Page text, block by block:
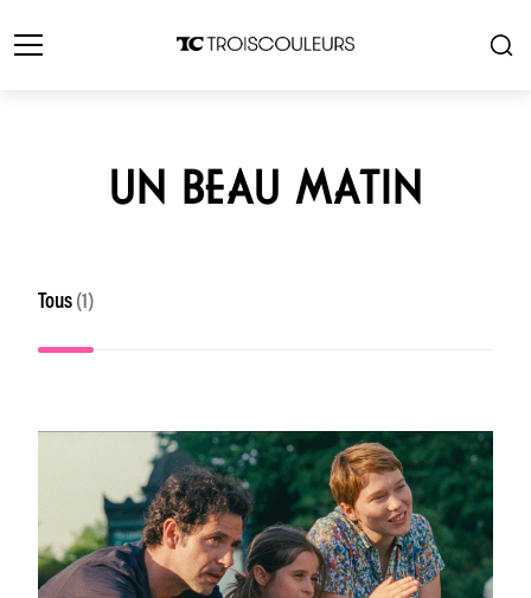
UN BEAU MATIN
Tous (1)